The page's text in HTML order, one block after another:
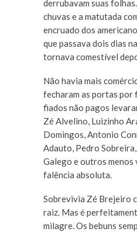
derrubavam suas
chuvas e a matutada
encruado dos
que passava dois dias
tornava comestível
Não havia mais
fecharam as portas por
fiados não pagos
Zé Alvelino, Luizinho
Domingos, Antonio
Adauto, Pedro
Galego e outros menos
falência absoluta.
Sobrevivia Zé Brejeiro
raiz. Mas é
milagre. Os bebuns